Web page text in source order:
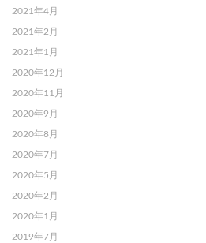
2021年4月
2021年2月
2021年1月
2020年12月
2020年11月
2020年9月
2020年8月
2020年7月
2020年5月
2020年2月
2020年1月
2019年7月